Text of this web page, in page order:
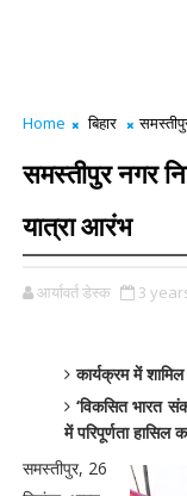
Home बिहार
समस्तीपुर नगर
यात्रा आरंभ
आर्यावर्त डेस्क 3
कार्यक्रम में
‘विकसित भारत
में परिपूर्णता हासिल
समस्तीपुर, 26